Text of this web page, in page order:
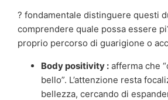
? fondamentale distinguere questi
comprendere quale possa essere
proprio percorso di guarigione o
Body positivity : afferma che
bello”. L’attenzione resta
bellezza, cercando di